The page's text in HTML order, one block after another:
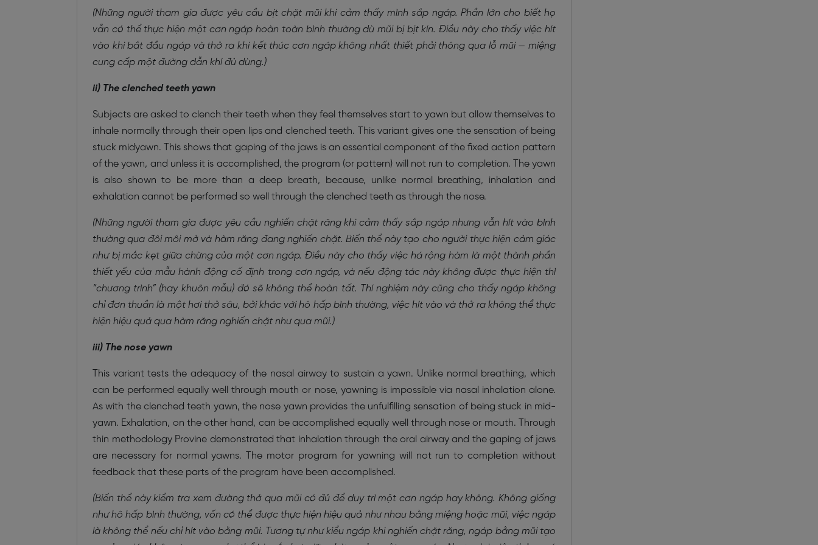
(Những người tham gia được yêu cầu bịt chặt mũi khi cảm thấy mình sắp ngáp. Phần lớn cho biết họ
vẫn có thể thực hiện một cơn ngáp hoàn toàn bình thường dù mũi bị bịt kín. Điều này cho thấy việc hít
vào khi bắt đầu ngáp và thở ra khi kết thúc cơn ngáp không nhất thiết phải thông qua lỗ mũi — miệng
cung cấp một đường dẫn khí đủ dùng.)
ii) The clenched teeth yawn
Subjects are asked to clench their teeth when they feel themselves start to yawn but allow themselves to
inhale normally through their open lips and clenched teeth. This variant gives one the sensation of being
stuck mid­yawn. This shows that gaping of the jaws is an essential component of the fixed action pattern
of the yawn, and unless it is accomplished, the program (or pattern) will not run to completion. The yawn
is also shown to be more than a deep breath, because, unlike normal breathing, inhalation and
exhalation cannot be performed so well through the clenched teeth as through the nose.
(Những người tham gia được yêu cầu nghiến chặt răng khi cảm thấy sắp ngáp nhưng vẫn hít vào bình
thường qua đôi môi mở và hàm răng đang nghiến chặt. Biến thể này tạo cho người thực hiện cảm giác
như bị mắc kẹt giữa chừng của một cơn ngáp. Điều này cho thấy việc há rộng hàm là một thành phần
thiết yếu của mẫu hành động cố định trong cơn ngáp, và nếu động tác này không được thực hiện thì
“chương trình” (hay khuôn mẫu) đó sẽ không thể hoàn tất. Thí nghiệm này cũng cho thấy ngáp không
chỉ đơn thuần là một hơi thở sâu, bởi khác với hô hấp bình thường, việc hít vào và thở ra không thể thực
hiện hiệu quả qua hàm răng nghiến chặt như qua mũi.)
iii) The nose yawn
This variant tests the adequacy of the nasal airway to sustain a yawn. Unlike normal breathing, which
can be performed equally well through mouth or nose, yawning is impossible via nasal inhalation alone.
As with the clenched teeth yawn, the nose yawn provides the unfulfilling sensation of being stuck in mid-
yawn. Exhalation, on the other hand, can be accomplished equally well through nose or mouth. Through
thin methodology Provine demonstrated that inhalation through the oral airway and the gaping of jaws
are necessary for normal yawns. The motor program for yawning will not run to completion without
feedback that these parts of the program have been accomplished.
(Biến thể này kiểm tra xem đường thở qua mũi có đủ để duy trì một cơn ngáp hay không. Không giống
như hô hấp bình thường, vốn có thể được thực hiện hiệu quả như nhau bằng miệng hoặc mũi, việc ngáp
là không thể nếu chỉ hít vào bằng mũi. Tương tự như kiểu ngáp khi nghiến chặt răng, ngáp bằng mũi tạo